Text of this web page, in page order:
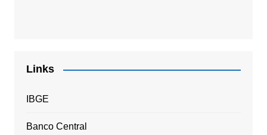
Links
IBGE
Banco Central